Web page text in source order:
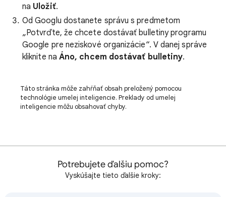
na Uložiť.
Od Googlu dostanete správu s predmetom
„Potvrďte, že chcete dostávať bulletiny programu
Google pre neziskové organizácie“. V danej správe
kliknite na Áno, chcem dostávať bulletiny.
Táto stránka môže zahŕňať obsah preložený pomocou
technológie umelej inteligencie. Preklady od umelej
inteligencie môžu obsahovať chyby.
Potrebujete ďalšiu pomoc?
Vyskúšajte tieto ďalšie kroky: